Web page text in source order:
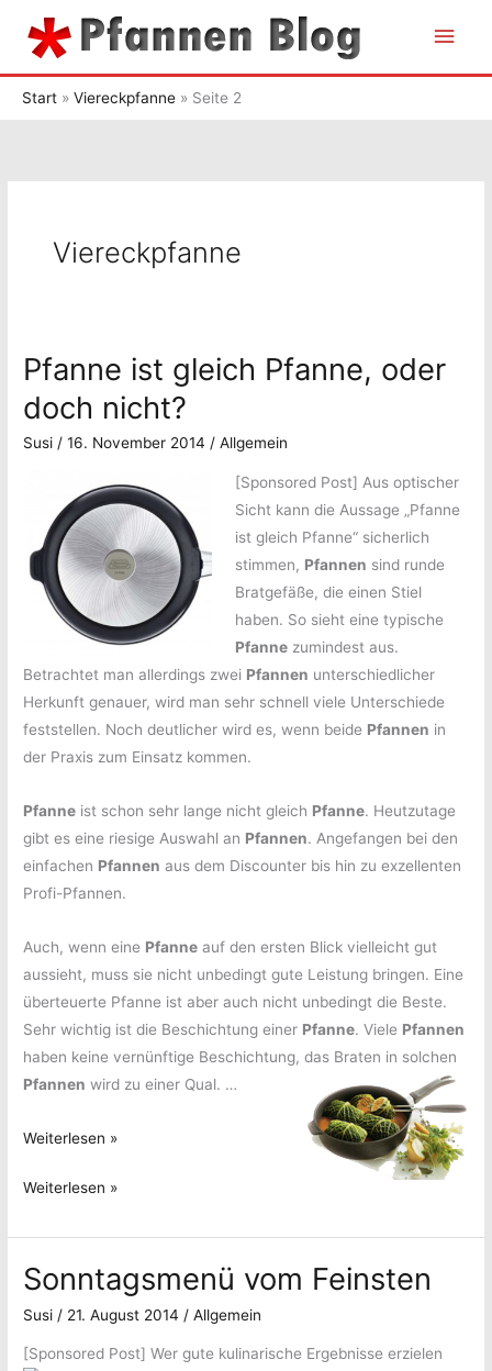
Inhalt
Start Viereckpfanne Seite 2
Viereckpfanne
Pfanne ist gleich Pfanne, oder
doch nicht?
Susi /16. November 2014 /Allgemein
[Sponsored Post] Aus optischer
Sicht kann die Aussage „Pfanne
ist gleich Pfanne“ sicherlich
stimmen, Pfannen sind runde
Bratgefäße, die einen Stiel
haben. So sieht eine typische
Pfannezumindest aus.
Betrachtet man allerdings zwei Pfannen unterschiedlicher
Herkunft genauer, wird man sehr schnell viele Unterschiede
feststellen. Noch deutlicher wird es, wenn beide Pfannen in
der Praxis zum Einsatz kommen.
Pfanne ist schon sehr lange nicht gleich Pfanne. Heutzutage
gibt es eine riesige Auswahl an Pfannen. Angefangen bei den
einfachen Pfannen aus dem Discounter bis hin zu exzellenten
Profi-Pfannen.
Auch, wenn eine Pfanne auf den ersten Blick vielleicht gut
aussieht, muss sie nicht unbedingt gute Leistung bringen. Eine
überteuerte Pfanne ist aber auch nicht unbedingt die Beste.
Sehr wichtig ist die Beschichtung einer Pfanne. Viele Pfannen
haben keine vernünftige Beschichtung, das Braten in solchen
Pfannen wird zu einer Qual. …
Pfanne
gleich
doch
Weiterlesen »
Pfanne
gleich
Pfanne,
oder
doch
nicht?
Weiterlesen »
Sonntagsmenü vom Feinsten
Susi / 21. August 2014 /Allgemein
[Sponsored Post]Wer gute kulinarische Ergebnisse erzielen